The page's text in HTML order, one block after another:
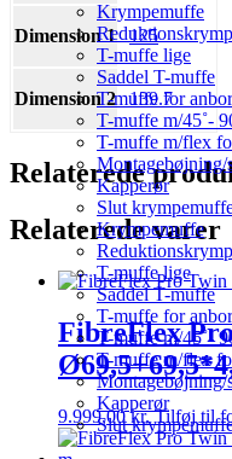
Krympemuffe
T-muffe lige
Saddel T-muffe
T-muffe for
T-muffe m/45˚-
T-muffe m/flex
Montagebøjning/
Kapperør
Slut
Krympemuffe
T-muffe lige
Saddel T-muffe
T-muffe for
T-muffe m/45˚-
T-muffe m/flex
Montagebøjning/
Kapperør
Slut
Dimension 1 125
Dimension 2 139.7
Relaterede
Relaterede varer
FibreFlex
9.999,00kr. Tilføj til